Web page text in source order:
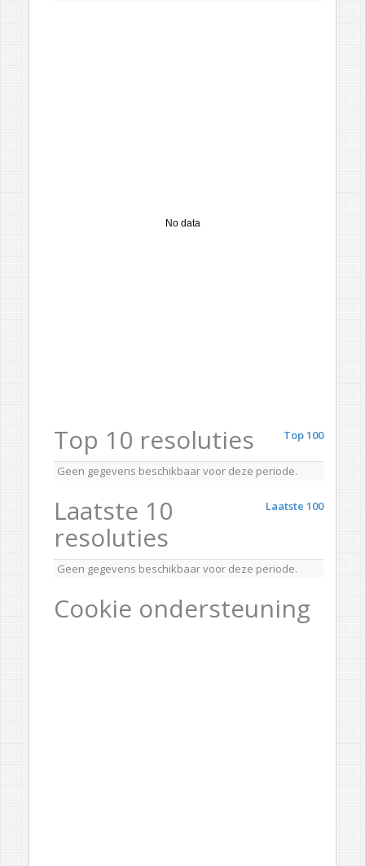
No data
Top 100
Top 10 resoluties
Geen gegevens beschikbaar voor deze periode.
Laatste 100
Laatste 10
resoluties
Geen gegevens beschikbaar voor deze periode.
Cookie ondersteuning